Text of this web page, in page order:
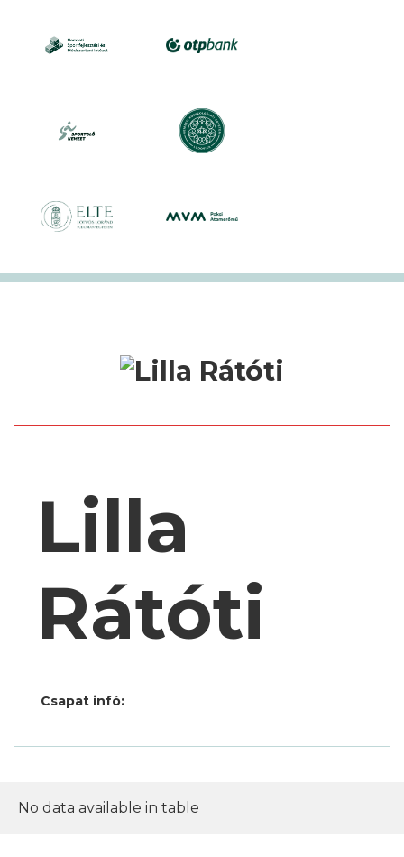
Lilla
Rátóti
Csapat infó:
No data available in table